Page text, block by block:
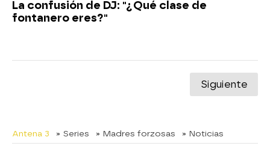
La confusión de DJ: "¿Qué clase de
fontanero eres?"
Siguiente
Antena 3 » Series » Madres forzosas » Noticias